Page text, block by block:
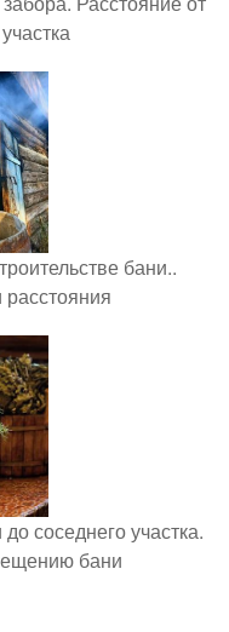
бани..
соседнего участка.
бани